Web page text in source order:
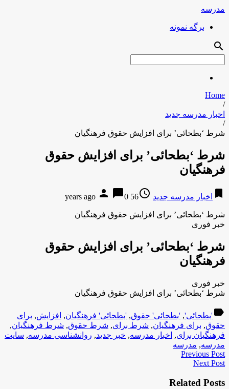
مدرسه
برگه نمونه
search
Home
/
اخبار مدرسه جدید
/
شرط ‘بطحائی’ برای افزایش حقوق فرهنگیان
شرط ‘بطحائی’ برای افزایش حقوق
فرهنگیان
bookmark اخبار مدرسه جدید access_time
56 years ago
person chat_bubble0
شرط ‘بطحائی’ برای افزایش حقوق فرهنگیان
خبر فوری
شرط ‘بطحائی’ برای افزایش حقوق
فرهنگیان
خبر فوری
شرط ‘بطحائی’ برای افزایش حقوق فرهنگیان
label'بطحائی', 'بطحائی' حقوق, 'بطحائی' فرهنگیان, افزایش, برای
حقوق, برای فرهنگیان, شرط برای, شرط حقوق, شرط فرهنگیان,
فرهنگیان برای, اخبار مدرسه, خبر جدید, روانشناسی مدرسه, سایت
مدرسه, مدرسه
Previous Post
Next Post
Related Posts